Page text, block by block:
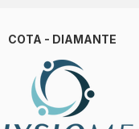
COTA - DIAMANTE